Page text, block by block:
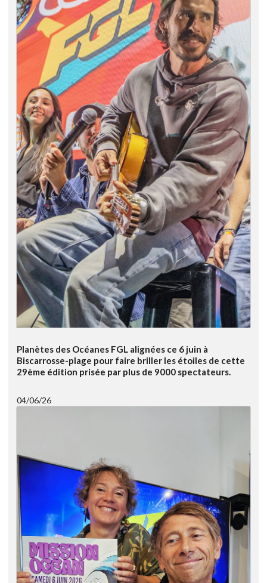
Planètes des Océanes FGL alignées ce 6 juin à
Biscarrosse-plage pour faire briller les étoiles de cette
29ème édition prisée par plus de 9000 spectateurs.
04/06/26